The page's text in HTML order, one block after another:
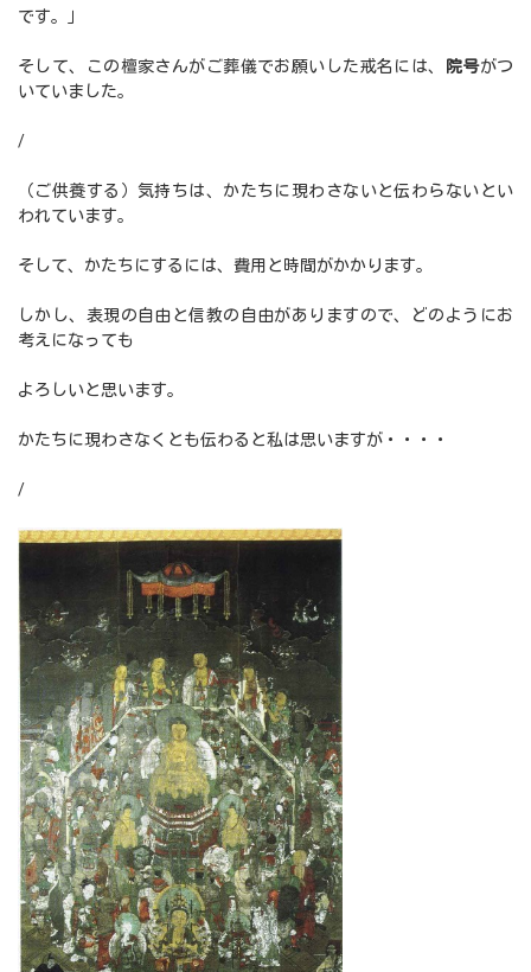
です。」
そして、この檀家さんがご葬儀でお願いした戒名には、 院号がつ
いていました。
/
（ご供養する）気持ちは、かたちに現わさないと伝わらないとい
われています。
そして、かたちにするには、費用と時間がかかります。
しかし、表現の自由と信教の自由がありますので、どのようにお
考えになっても
よろしいと思います。
かたちに現わさなくとも伝わると私は思いますが・・・・
/